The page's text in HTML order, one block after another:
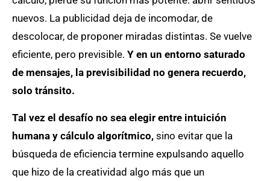
nuevos. La publicidad deja de incomodar, de
descolocar, de proponer miradas distintas. Se vuelve
eficiente, pero previsible. Y en un entorno saturado
de mensajes, la previsibilidad no genera recuerdo,
solo tránsito.
Tal vez el desafío no sea elegir entre intuición
humana y cálculo algorítmico, sino evitar que la
búsqueda de eficiencia termine expulsando aquello
que hizo de la creatividad algo más que un